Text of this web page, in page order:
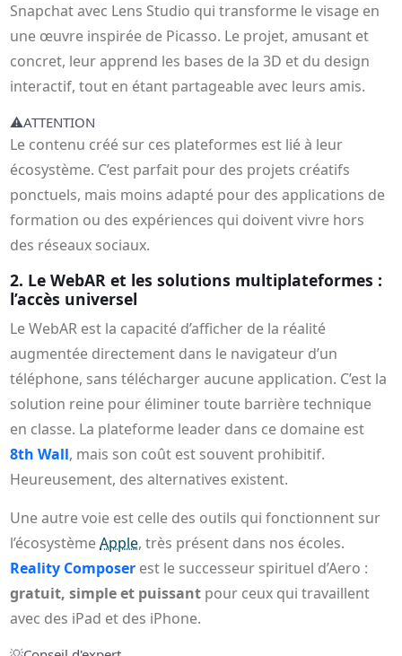
Snapchat avec Lens Studio qui transforme le visage en
une œuvre inspirée de Picasso. Le projet, amusant et
concret, leur apprend les bases de la 3D et du design
interactif, tout en étant partageable avec leurs amis.
⚠️ATTENTION
Le contenu créé sur ces plateformes est lié à leur
écosystème. C’est parfait pour des projets créatifs
ponctuels, mais moins adapté pour des applications de
formation ou des expériences qui doivent vivre hors
des réseaux sociaux.
2. Le WebAR et les solutions multiplateformes :
l’accès universel
Le WebAR est la capacité d’afficher de la réalité
augmentée directement dans le navigateur d’un
téléphone, sans télécharger aucune application. C’est la
solution reine pour éliminer toute barrière technique
en classe. La plateforme leader dans ce domaine est
8th Wall, mais son coût est souvent prohibitif.
Heureusement, des alternatives existent.
Une autre voie est celle des outils qui fonctionnent sur
l’écosystèmeApple, très présent dans nos écoles.
Reality Composer est le successeur spirituel d’Aero :
gratuit, simple et puissant pour ceux qui travaillent
avec des iPad et des iPhone.